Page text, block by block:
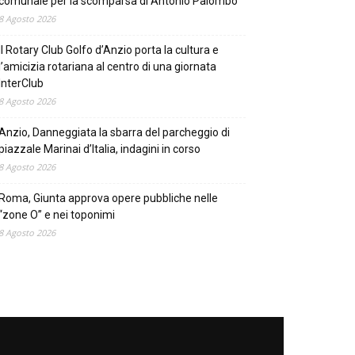
Agosto 2026
Rotary Club Golfo d’Anzio porta la cultura e
rotariana al centro di una giornata
Agosto 2026
Danneggiata la sbarra del parcheggio di
Marinai d’Italia, indagini in corso
Agosto 2026
Giunta approva opere pubbliche nelle
O” e nei toponimi
Agosto 2026